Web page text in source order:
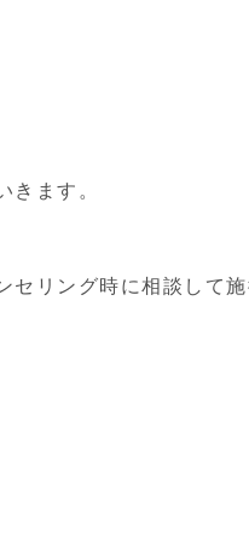
きます。
リング時に相談して施